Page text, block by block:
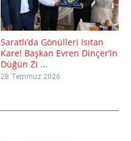
Saratlı’da Gönülleri Isıtan
Kare! Başkan Evren Dinçer’in
Düğün Zi ...
28 Temmuz 2026